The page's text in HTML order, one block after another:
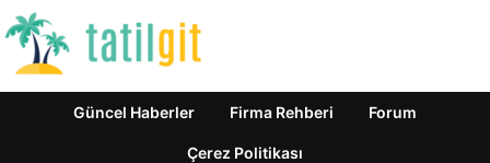
Güncel Haberler Firma Rehberi Forum
Çerez Politikası